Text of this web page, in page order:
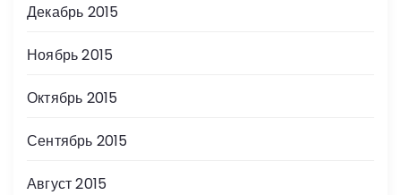
Декабрь 2015
Ноябрь 2015
Октябрь 2015
Сентябрь 2015
Август 2015